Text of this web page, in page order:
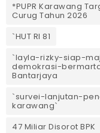
*PUPR Karawang
Curug Tahun 2026
`HUT RI 81
`layla-rizky-siap-
demokrasi-
Bantarjaya
`survei-lanjutan-
karawang`
47 Miliar Disorot BPK